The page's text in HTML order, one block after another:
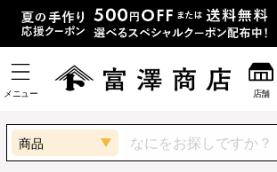
メニュー 店舗
商品